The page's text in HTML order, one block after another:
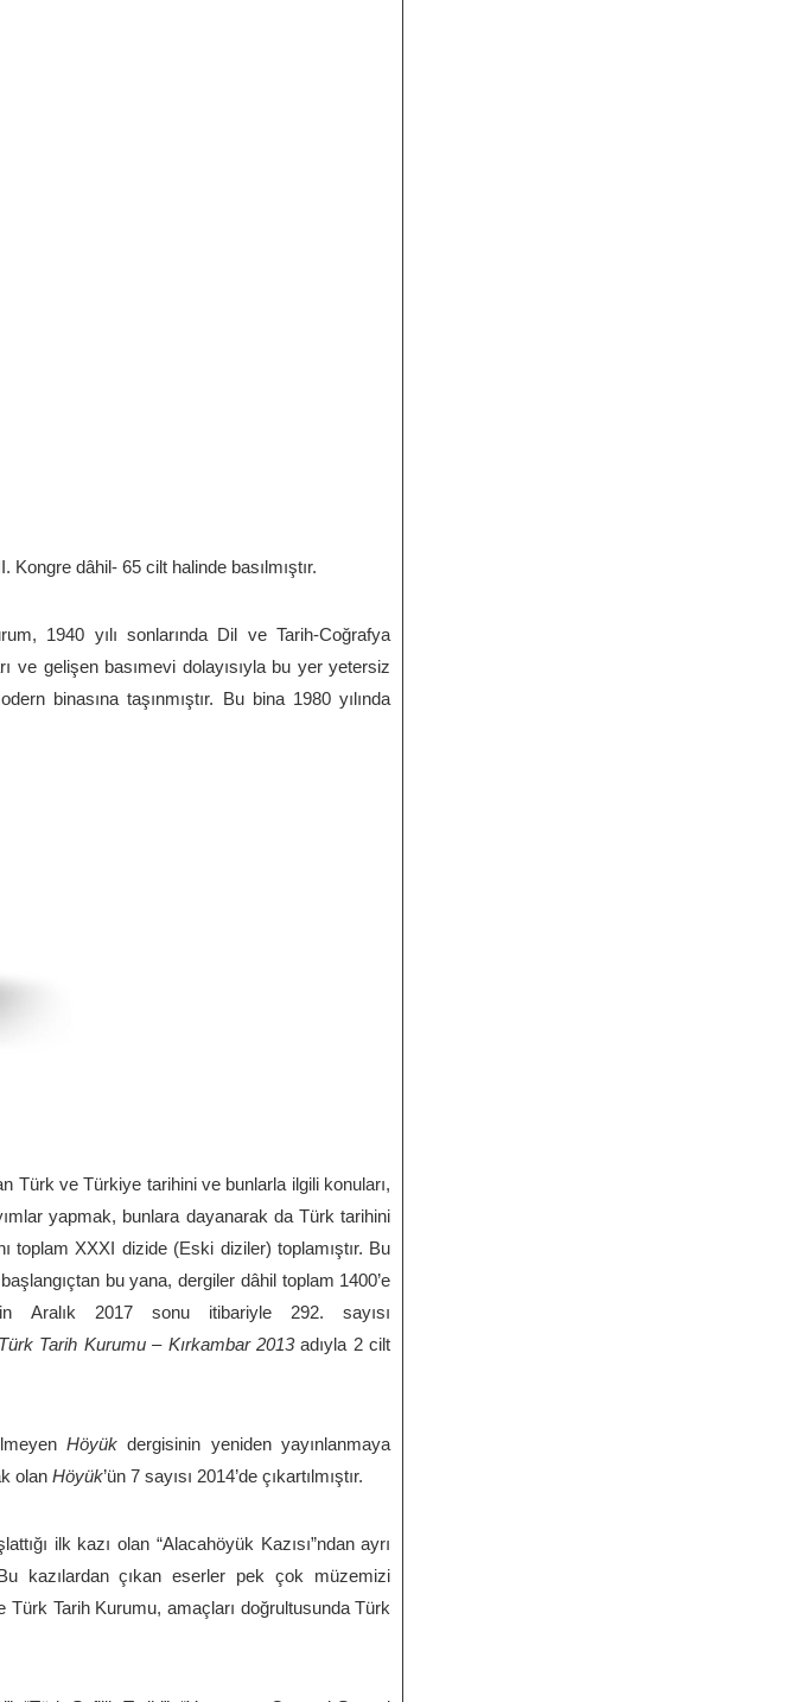
dâhil- 65 cilt halinde basılmıştır.
1940 yılı sonlarında Dil ve Tarih-Coğrafya
ve gelişen basımevi dolayısıyla bu yer yetersiz
binasına taşınmıştır. Bu bina 1980 yılında
Türk ve Türkiye tarihini ve bunlarla ilgili konuları,
yapmak, bunlara dayanarak da Türk tarihini
toplam XXXI dizide (Eski diziler) toplamıştır. Bu
bu yana, dergiler dâhil toplam 1400’e
Aralık 2017 sonu itibariyle 292. sayısı
Türk Tarih Kurumu – Kırkambar 2013adıyla 2 cilt
Höyük dergisinin yeniden yayınlanmaya
olan Höyük’ün 7 sayısı 2014’de çıkartılmıştır.
ilk kazı olan “Alacahöyük Kazısı”ndan ayrı
kazılardan çıkan eserler pek çok müzemizi
Tarih Kurumu, amaçları doğrultusunda Türk